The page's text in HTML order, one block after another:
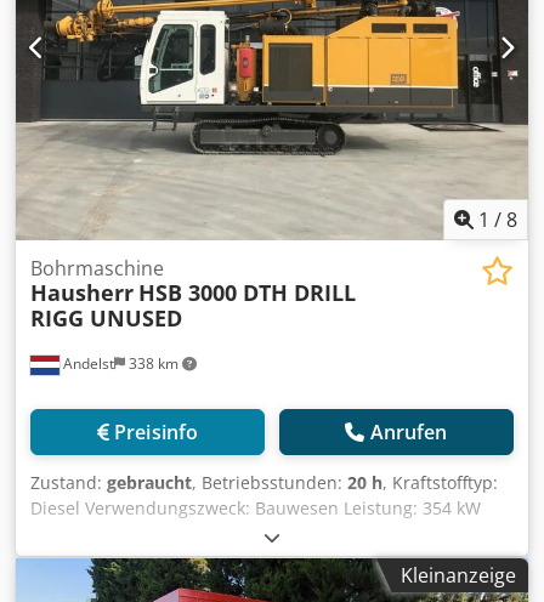
1 /8
Andelst 338 km
Bohrmaschine
Hausherr HSB 3000 DTH DRILL
RIGG UNUSED
Preisinfo Anrufen
Zustand: gebraucht, Betriebsstunden: 20 h, Kraftstofftyp:
Diesel Verwendungszweck: Bauwesen Leistung: 354 kW
(481 PS) CE-Kennzeichnung: ja Allgemeiner Zustand: sehr
gut Technischer Zustand: sehr gut Optischer Zustand: sehr
gut Preis: Auf Anfrage Chsdpfxeuu Df Dj AglsaKleinanzeige